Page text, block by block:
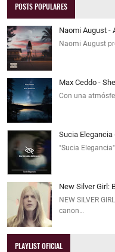
POSTS POPULARES
Naomi August -
Naomi August
Max Ceddo -
Con una
Sucia Elegancia
"Sucia
New Silver Girl:
NEW SILVER
canon…
PLAYLIST OFICIAL